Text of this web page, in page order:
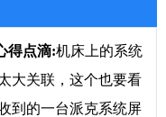
得点滴:机床上的系统
大关联，这个也要看
到的一台派克系统屏